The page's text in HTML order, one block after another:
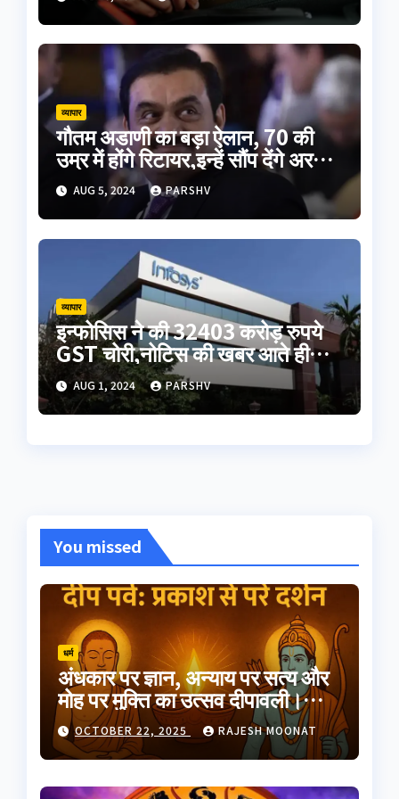
व्यापार
गौतम अडाणी का बड़ा ऐलान, 70 की
उम्र में होंगे रिटायर,इन्हें सौंप देंगे अरबों
की कंपनी
AUG 5, 2024 PARSHV
व्यापार
इन्फोसिस ने की 32403 करोड़ रुपये
GST चोरी,नोटिस की खबर आते ही
शेयर गिरे
AUG 1, 2024 PARSHV
You missed
धर्म
अंधकार पर ज्ञान, अन्याय पर सत्य और
मोह पर मुक्ति का उत्सव दीपावली।
भारतीय परंपरा का यह त्योहार
आत्मप्रकाश का प्रतीक है
OCTOBER 22, 2025 RAJESH MOONAT